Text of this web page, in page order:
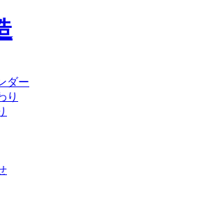
ダー
り